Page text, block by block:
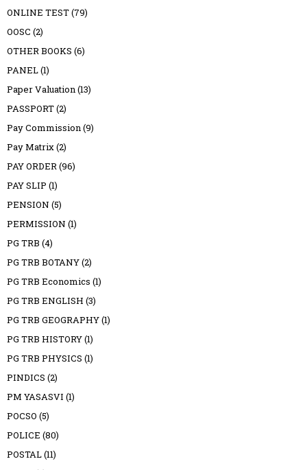
ONLINE TEST(79)
OOSC (2)
OTHER BOOKS (6)
PANEL(1)
Paper Valuation(13)
PASSPORT(2)
Pay Commission(9)
Pay Matrix(2)
PAY ORDER(96)
PAY SLIP (1)
PENSION (5)
PERMISSION (1)
PG TRB (4)
PG TRB BOTANY(2)
PG TRB Economics (1)
PG TRB ENGLISH (3)
PG TRB GEOGRAPHY(1)
PG TRB HISTORY(1)
PG TRB PHYSICS (1)
PINDICS (2)
PM YASASVI (1)
POCSO (5)
POLICE (80)
POSTAL(11)